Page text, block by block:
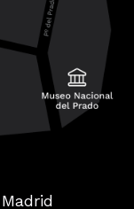
Madrid